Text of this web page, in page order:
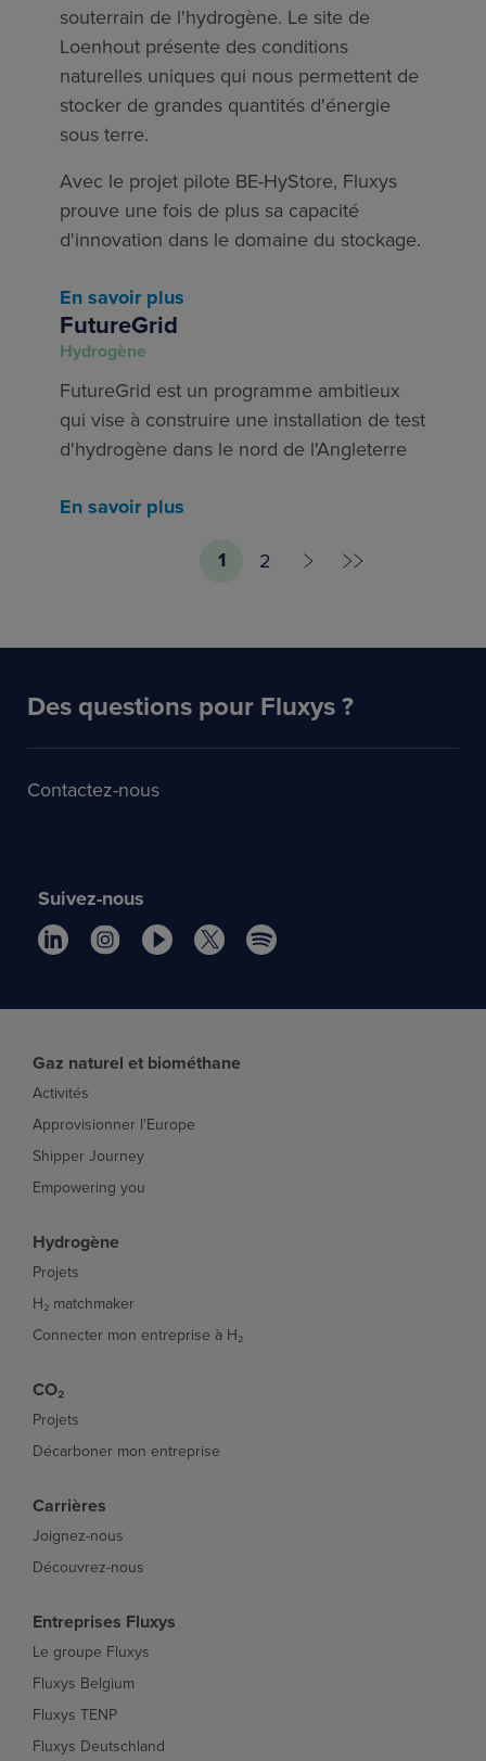
souterrain de l'hydrogène. Le site de
Loenhout présente des conditions
naturelles uniques qui nous permettent de
stocker de grandes quantités d'énergie
sous terre.
Avec le projet pilote BE-HyStore, Fluxys
prouve une fois de plus sa capacité
d'innovation dans le domaine du stockage.
En savoir plus
FutureGrid
Hydrogène
FutureGrid est un programme ambitieux
qui vise à construire une installation de test
d'hydrogène dans le nord de l'Angleterre
En savoir plus
1
2
Des questions pour Fluxys ?
Contactez-nous
Suivez-nous
Gaz naturel et biométhane
Activités
Approvisionner l'Europe
Shipper Journey
Empowering you
Hydrogène
Projets
H₂ matchmaker
Connecter mon entreprise à H₂
CO₂
Projets
Décarboner mon entreprise
Carrières
Joignez-nous
Découvrez-nous
Entreprises Fluxys
Le groupe Fluxys
Fluxys Belgium
Fluxys TENP
Fluxys Deutschland